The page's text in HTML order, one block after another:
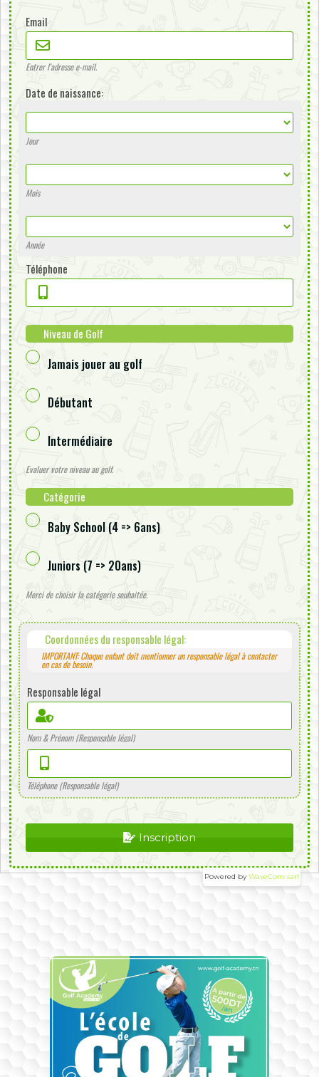
Email
Entrer l'adresse e-mail.
Date de naissance:
Jour
Mois
Année
Téléphone
Niveau de Golf
Jamais jouer au golf
Débutant
Intermédiaire
Evaluer votre niveau au golf.
Catégorie
Baby School (4 => 6ans)
Juniors (7 => 20ans)
Merci de choisir la catégorie souhaitée.
Coordonnées du responsable légal:
IMPORTANT: Chaque enfant doit mentionner un responsable légal à contacter
en cas de besoin.
Responsable légal
Nom & Prénom (Responsable légal)
Téléphone (Responsable légal)
Inscription
Powered byWaveCom sarl